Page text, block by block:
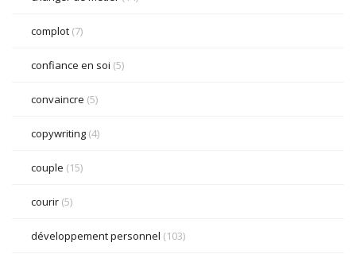
complot (7)
confiance en soi (5)
convaincre (5)
copywriting (4)
couple (15)
courir (5)
développement personnel (103)